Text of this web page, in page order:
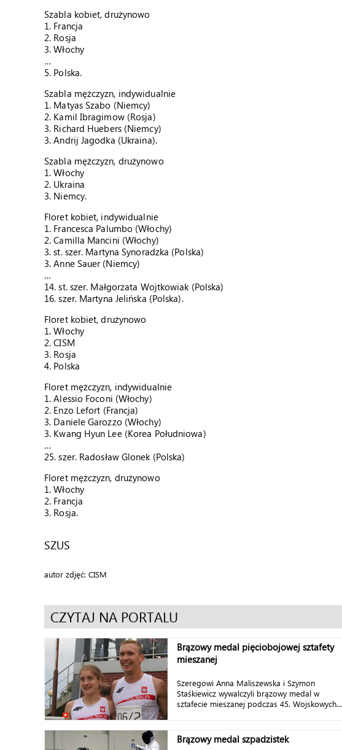
Szabla kobiet, drużynowo
1. Francja
2. Rosja
3. Włochy
…
5. Polska.
Szabla mężczyzn, indywidualnie
1. Matyas Szabo (Niemcy)
2. Kamil Ibragimow (Rosja)
3. Richard Huebers (Niemcy)
3. Andrij Jagodka (Ukraina).
Szabla mężczyzn, drużynowo
1. Włochy
2. Ukraina
3. Niemcy.
Floret kobiet, indywidualnie
1. Francesca Palumbo (Włochy)
2. Camilla Mancini (Włochy)
3. st. szer. Martyna Synoradzka (Polska)
3. Anne Sauer (Niemcy)
…
14. st. szer. Małgorzata Wojtkowiak (Polska)
16. szer. Martyna Jelińska (Polska).
Floret kobiet, drużynowo
1. Włochy
2. CISM
3. Rosja
4. Polska
Floret mężczyzn, indywidualnie
1. Alessio Foconi (Włochy)
2. Enzo Lefort (Francja)
3. Daniele Garozzo (Włochy)
3. Kwang Hyun Lee (Korea Południowa)
…
25. szer. Radosław Glonek (Polska)
Floret mężczyzn, drużynowo
1. Włochy
2. Francja
3. Rosja.
SZUS
autor zdjęć: CISM
CZYTAJ NA PORTALU
Brązowy medal pięciobojowej sztafety
mieszanej
Szeregowi Anna Maliszewska i Szymon
Staśkiewicz wywalczyli brązowy medal w
sztafecie mieszanej podczas 45. Wojskowych...
Brązowy medal szpadzistek